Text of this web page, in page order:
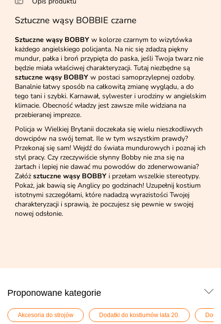
Sztuczne wąsy BOBBIE czarne
Sztuczne wąsy BOBBY w kolorze czarnym to wizytówka
każdego angielskiego policjanta. Na nic się zdadzą piękny
mundur, pałka i broń przypięta do paska, jeśli Twoja twarz nie
będzie miała właściwej charakteryzacji. Tutaj niezbędne są
sztuczne wąsy BOBBY w postaci samoprzylepnej ozdoby.
Banalnie łatwy sposób na całkowitą zmianę wyglądu, a do
tego tani i szybki. Karnawał, sylwester i urodziny w angielskim
klimacie. Obecność władzy jest zawsze mile widziana na
przebieranej imprezce.
Policja w Wielkiej Brytanii doczekała się wielu nieszkodliwych
dowcipów na swój temat. Ile w tym wszystkim prawdy?
Przekonaj się sam! Wejdź do świata mundurowych i poznaj ich
styl pracy. Czy rzeczywiście słynny Bobby nie zna się na
żartach i lepiej nie dawać mu powodów do zdenerwowania?
Załóż sztuczne wąsy BOBBY i przełam wszelkie stereotypy.
Pokaż, jak bawią się Anglicy po godzinach! Uzupełnij kostium
istotnymi szczegółami, które nadadzą wyrazistości Twojej
charakteryzacji i sprawią, że poczujesz się pewnie w swojej
nowej odsłonie.
Proponowane kategorie
Akcesoria do strojów Dodatki do kostiumów lata 20.